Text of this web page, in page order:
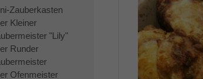
Zauberkasten
Kleiner
"Lily"
Runder
Ofenmeister